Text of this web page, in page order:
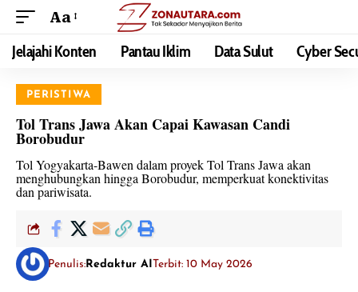
Aa
Jelajahi Konten Pantau Iklim Data Sulut Cyber
PERISTIWA
Tol Trans Jawa Akan Capai Kawasan Candi
Borobudur
Tol Yogyakarta-Bawen dalam proyek Tol Trans Jawa akan
menghubungkan hingga Borobudur, memperkuat konektivitas
dan pariwisata.
Penulis: Redaktur AITerbit: 10 May 2026